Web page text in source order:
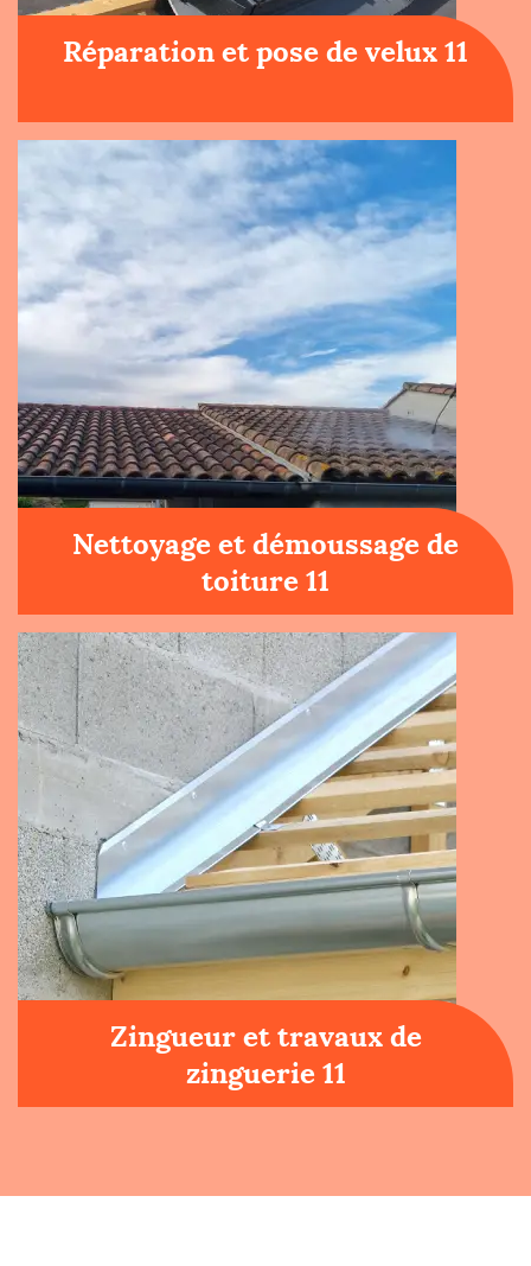
Réparation et pose de velux 11
Nettoyage et démoussage de
toiture 11
Zingueur et travaux de
zinguerie 11